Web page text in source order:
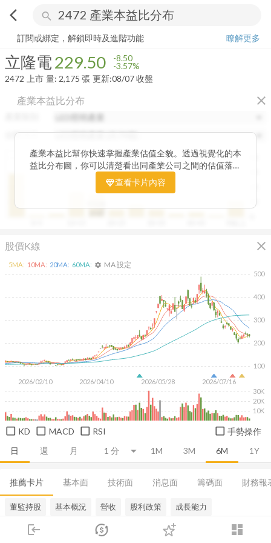
arrow_back_ios search
login dashboard
市場 登入
立隆電 229.50-3.57%
訂閱或綁定，解鎖即時及進階功能
瞭解更多
立隆電229.50 -8.50
-3.57%
2472
上市 量: 2,175 張 更新:08/07 收盤
產業本益比分布 close
分類項目
產業本益比幫你快速掌握產業估值全貌。透過視覺化的本
益比分布圖，你可以清楚看出同產業公司之間的估值落
差，了解哪些股票相對被低估、哪些可能已偏貴。從中位
數、本益比範圍到個別公司位置，卡片讓你一眼辨識產業
查看卡片內容
股價K線 close
日 週 月 1M 3M 6M 1Y
2026/02/10 2026/04/10 2026/05/28 2026/07/16
100
200
300
400
500
10K
20K
30K
5MA: 10MA: 20MA: 60MA: settings MA 設定
KD MACD RSI 手勢操作
推薦卡片 基本面 技術面 消息面 籌碼面 財務報
董監持股 基本概況 營收 股利政策 成長能力